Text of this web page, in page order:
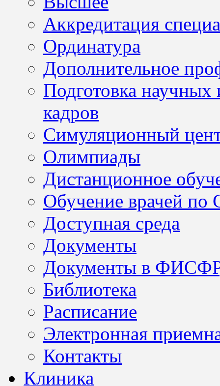
Аккредитация
Ординатура
Дополнительное
Подготовка научных
кадров
Симуляционный
Олимпиады
Дистанционное
Обучение врачей по
Доступная среда
Документы
Документы в
Библиотека
Расписание
Электронная
Контакты
Клиника